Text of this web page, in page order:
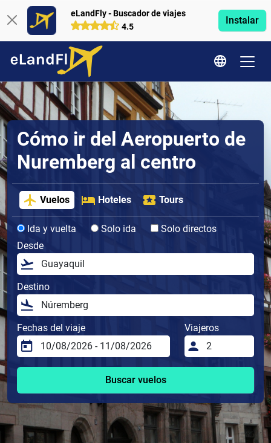
eLandFly - Buscador de viajes
4.5
Instalar
Cómo ir del Aeropuerto de
Nuremberg al centro
Vuelos Hoteles Tours
Ida y vuelta Solo ida
Solo directos
Desde
Destino
Fechas del viaje Viajeros
Buscar vuelos